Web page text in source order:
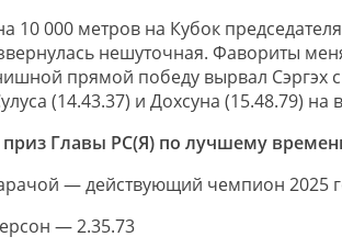
10 000 метров на Кубок
нешуточная. Фавориты
прямой победу вырвал Сэргэх с
(14.43.37) и Дохсуна (15.48.79) на
Главы РС(Я) по лучшему
— действующий чемпион 2025
— 2.35.73